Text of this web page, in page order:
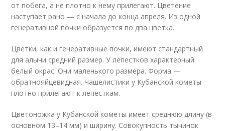
от побега, а не плотно к нему прилегают. Цветение
наступает рано — с начала до конца апреля. Из одной
генеративной почки образуется по два цветка.
Цветки, как и генеративные почки, имеют стандартный
для алычи средний размер. У лепестков характерный
белый окрас. Они маленького размера. Форма —
обратнояйцевидная. Чашелистики у Кубанской кометы
плотно прилегают к лепесткам.
Цветоножка у Кубанской кометы имеет среднюю длину (в
основном 13–14 мм) и ширину. Совокупность тычинок